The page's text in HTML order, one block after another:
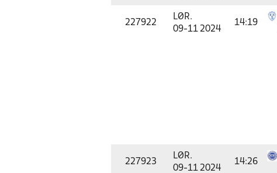
227922
LØR.
09-11 2024
14:19
227923
LØR.
09-11 2024
14:26